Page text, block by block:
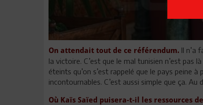
On attendait tout de ce référendum. Il n’a
la victoire. C’est que le mal tunisien n’est pas
éteints qu’on s’est rappelé que le pays peine
incontournables. C’est aussi simple que ça. Au
Où Kaïs Saïed puisera-t-il les ressources